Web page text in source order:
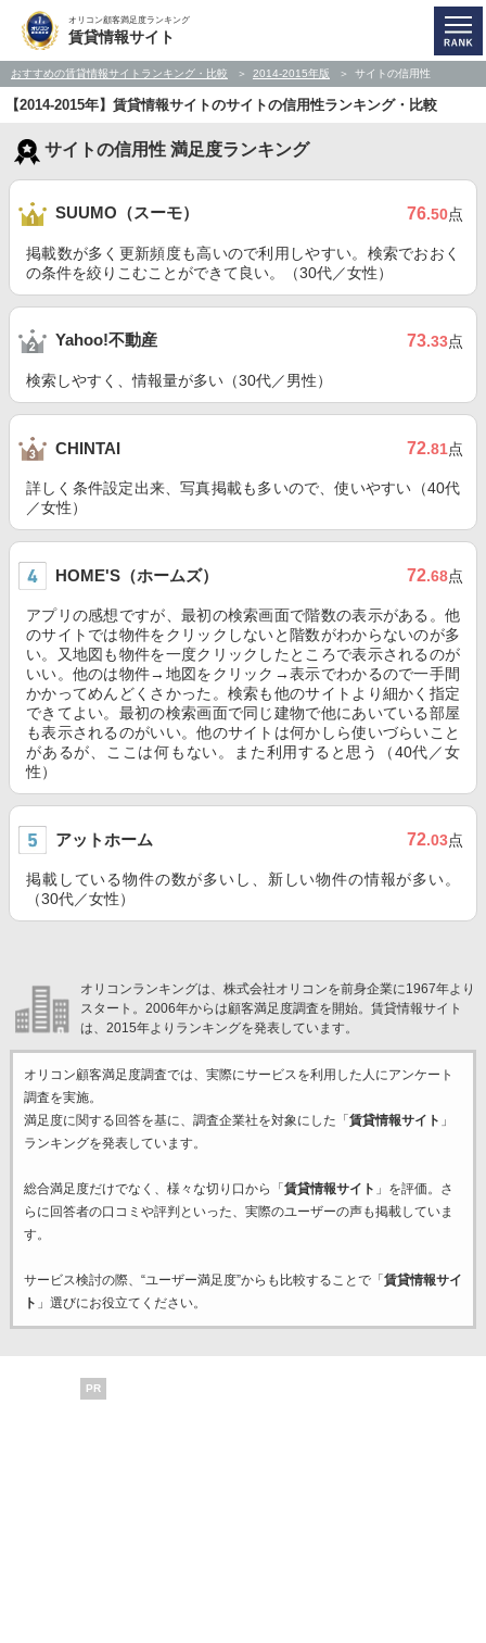
オリコン顧客満足度ランキング
賃貸情報サイト
おすすめの賃貸情報サイトランキング・比較 2014-2015年版 サイトの信用性
【2014-2015年】賃貸情報サイトのサイトの信用性ランキング・比較
サイトの信用性 満足度ランキング
SUUMO（スーモ） 76.50点
掲載数が多く更新頻度も高いので利用しやすい。検索でおおく
の条件を絞りこむことができて良い。（30代／女性）
Yahoo!不動産 73.33点
検索しやすく、情報量が多い（30代／男性）
CHINTAI 72.81点
詳しく条件設定出来、写真掲載も多いので、使いやすい（40代
／女性）
HOME'S（ホームズ） 72.68点
アプリの感想ですが、最初の検索画面で階数の表示がある。他
のサイトでは物件をクリックしないと階数がわからないのが多
い。又地図も物件を一度クリックしたところで表示されるのが
いい。他のは物件→地図をクリック→表示でわかるので一手間
かかってめんどくさかった。検索も他のサイトより細かく指定
できてよい。最初の検索画面で同じ建物で他にあいている部屋
も表示されるのがいい。他のサイトは何かしら使いづらいこと
があるが、ここは何もない。また利用すると思う（40代／女
性）
アットホーム 72.03点
掲載している物件の数が多いし、新しい物件の情報が多い。
（30代／女性）
オリコンランキングは、株式会社オリコンを前身企業に1967年より
スタート。2006年からは顧客満足度調査を開始。賃貸情報サイト
は、2015年よりランキングを発表しています。
オリコン顧客満足度調査では、実際にサービスを利用した 人にアンケート
調査を実施。
満足度に関する回答を基に、調査企業社を対象にした「 賃貸情報サイト 」
ランキングを発表しています。
総合満足度だけでなく、様々な切り口から「 賃貸情報サイト 」を評価。さ
らに回答者の口コミや評判といった、実際のユーザーの声も掲載していま
す。
サービス検討の際、“ユーザー満足度”からも比較することで「 賃貸情報サイ
ト 」選びにお役立てください。
PR